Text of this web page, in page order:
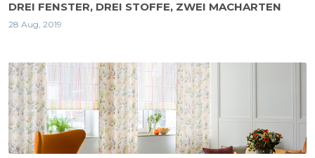
DREI FENSTER, DREI STOFFE, ZWEI MACHARTEN
28 Aug, 2019